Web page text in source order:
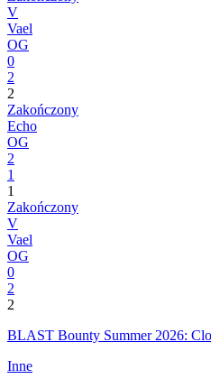
V
Vael
OG
0
2
2
Zakończony
Echo
OG
2
1
1
Zakończony
V
Vael
OG
0
2
2
BLAST Bounty Summer 2026:
Inne